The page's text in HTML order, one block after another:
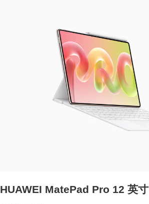
HUAWEI MatePad Pro 12 英寸